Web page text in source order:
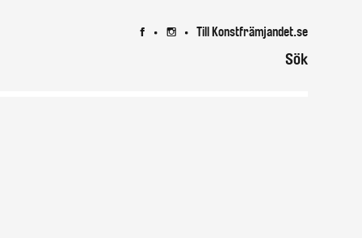
7 8 Till Konstfrämjandet.se
Sök